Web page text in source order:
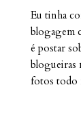
Eu tinha
blogagem
é postar
blogueiras
fotos todo